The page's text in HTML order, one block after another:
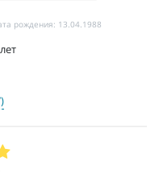
рождения: 13.04.1988